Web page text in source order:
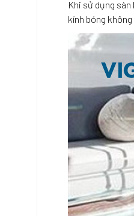
Khi sử dụng
kính bóng